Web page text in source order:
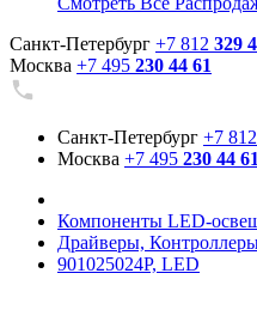
Санкт-Петербург +7 812 329
Москва +7 495 230 44 61
Санкт-Петербург +7 812
Москва +7 495 230 44 61
Компоненты LED-
Драйверы,
901025024P, LED